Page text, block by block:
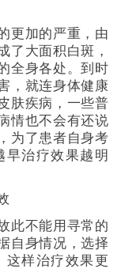
加的严重，由
了大面积白斑，
全身各处。到时
，就连身体健康
肤疾病，一些普
情也不会有还说
为了患者自身考
早治疗效果越明
此不能用寻常的
自身情况，选择
这样治疗效果更